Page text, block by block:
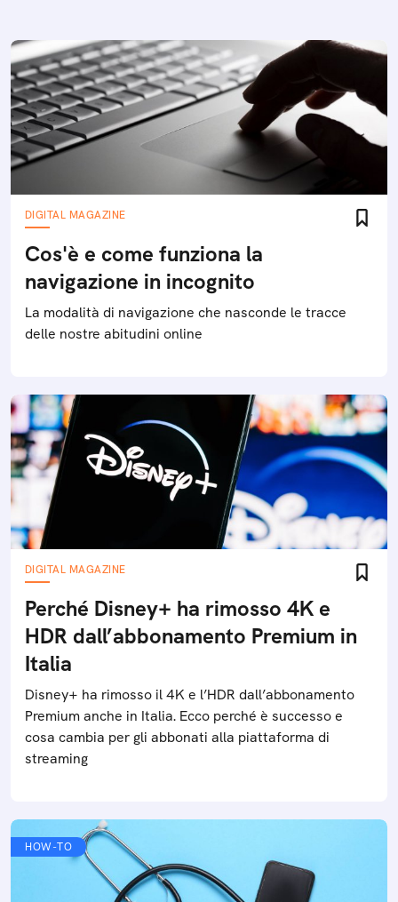
DIGITAL MAGAZINE
Cos'è e come funziona la
navigazione in incognito
La modalità di navigazione che nasconde le tracce
delle nostre abitudini online
DIGITAL MAGAZINE
Perché Disney+ ha rimosso 4K e
HDR dall’abbonamento Premium in
Italia
Disney+ ha rimosso il 4K e l’HDR dall’abbonamento
Premium anche in Italia. Ecco perché è successo e
cosa cambia per gli abbonati alla piattaforma di
streaming
HOW-TO